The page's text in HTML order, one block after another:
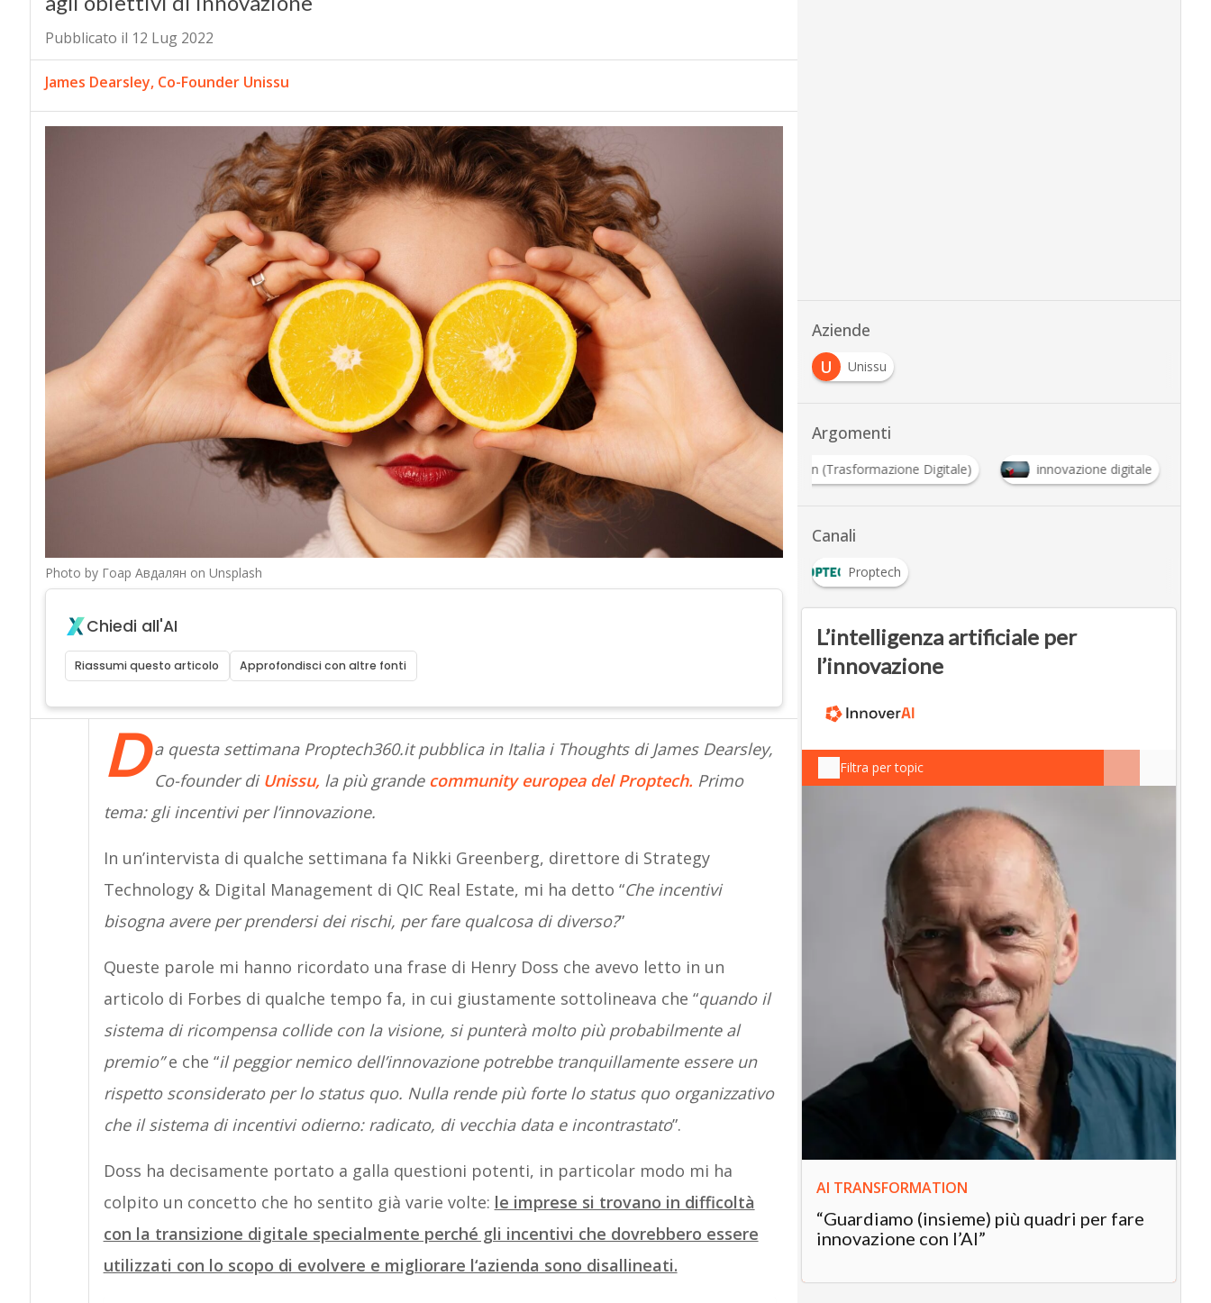
Pubblicato il 12 Lug 2022
James Dearsley, Co-Founder Unissu
Photo by Гоар Авдалян on Unsplash
Chiedi all'AI
Riassumi questo articolo Approfondisci con altre fonti
D a questa settimana Proptech360.it pubblica in Italia i Thoughts di James Dearsley,
Co-founder di Unissu, la più grande community europea del Proptech. Primo
tema: gli incentivi per l’innovazione.
In un’intervista di qualche settimana fa Nikki Greenberg, direttore di Strategy
Technology & Digital Management di QIC Real Estate, mi ha detto “Che incentivi
bisogna avere per prendersi dei rischi, per fare qualcosa di diverso?”
Queste parole mi hanno ricordato una frase di Henry Doss che avevo letto in un
articolo di Forbes di qualche tempo fa, in cui giustamente sottolineava che “quando il
sistema di ricompensa collide con la visione, si punterà molto più probabilmente al
premio”e che “il peggior nemico dell’innovazione potrebbe tranquillamente essere un
rispetto sconsiderato per lo status quo. Nulla rende più forte lo status quo organizzativo
che il sistema di incentivi odierno: radicato, di vecchia data e incontrastato”.
Doss ha decisamente portato a galla questioni potenti, in particolar modo mi ha
colpito un concetto che ho sentito già varie volte: le imprese si trovano in difficoltà
con la transizione digitale specialmente perché gli incentivi che dovrebbero essere
utilizzati con lo scopo di evolvere e migliorare l‘azienda sono disallineati.
Aziende
U
Unissu
Argomenti
Digital Transformation (Trasformazione Digitale) innovazione digitale
Canali
Proptech
L’intelligenza artificiale per
l’innovazione
Filtra per topic
AI TRANSFORMATION
“Guardiamo (insieme) più quadri per fare
innovazione con l’AI”